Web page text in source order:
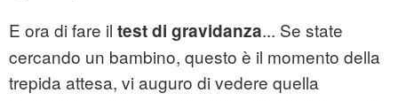
E ora di fare il test di gravidanza... Se state
cercando un bambino, questo è il momento della
trepida attesa, vi auguro di vedere quella